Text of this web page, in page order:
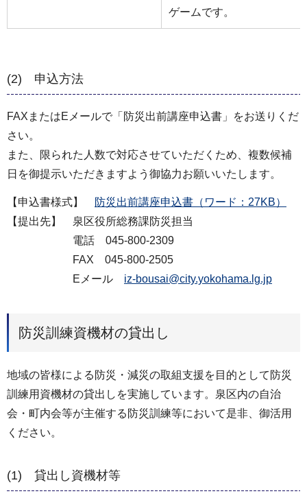
ゲームです。
(2) 申込方法
FAXまたはEメールで「防災出前講座申込書」をお送りくだ
さい。
また、限られた人数で対応させていただくため、複数候補
日を御提示いただきますよう御協力お願いいたします。
【申込書様式】
防災出前講座申込書（ワード：27KB）
【提出先】 泉区役所総務課防災担当
電話 045-800-2309
FAX 045-800-2505
Eメール iz-bousai@city.yokohama.lg.jp
防災訓練資機材の貸出し
地域の皆様による防災・減災の取組支援を目的として防災
訓練用資機材の貸出しを実施しています。泉区内の自治
会・町内会等が主催する防災訓練等において是非、御活用
ください。
(1) 貸出し資機材等